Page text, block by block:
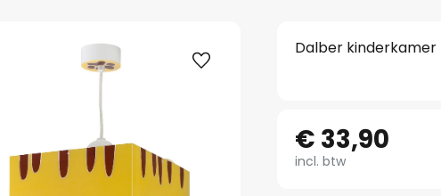
Dalber kinderkamer
€ 33,90
incl. btw